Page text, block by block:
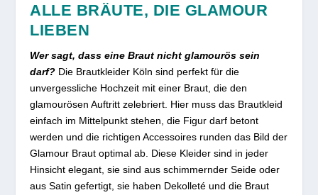
ALLE BRÄUTE, DIE GLAMOUR
LIEBEN
Wer sagt, dass eine Braut nicht glamourös sein
darf? Die Brautkleider Köln sind perfekt für die
unvergessliche Hochzeit mit einer Braut, die den
glamourösen Auftritt zelebriert. Hier muss das Brautkleid
einfach im Mittelpunkt stehen, die Figur darf betont
werden und die richtigen Accessoires runden das Bild der
Glamour Braut optimal ab. Diese Kleider sind in jeder
Hinsicht elegant, sie sind aus schimmernder Seide oder
aus Satin gefertigt, sie haben Dekolleté und die Braut